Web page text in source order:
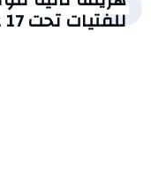
للفتيات تحت 17 عامًا